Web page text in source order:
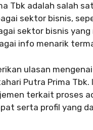
Tbk adalah salah
sektor bisnis,
sektor bisnis
info menarik
ulasan
Putra Prima
terkait proses
serta profil yang